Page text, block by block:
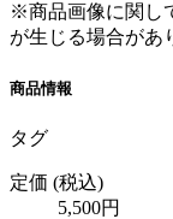
※商品画像に関し
が生じる場合があ
商品情報
タグ
定価 (税込)
5,500円